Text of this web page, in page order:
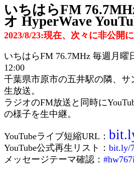
いちはらFM
オ HyperWave
2023/8/23:現在、次々に非公開
いちはらFM 76.7MHz 毎週月曜
12:00
千葉県市原市の五井駅の隣、サ
生放送。
ラジオのFM放送と同時に
の様子を生中継。
YouTubeライブ短縮URL：
YouTube公式再生リスト： bit.ly/
メッセージテーマ確認：